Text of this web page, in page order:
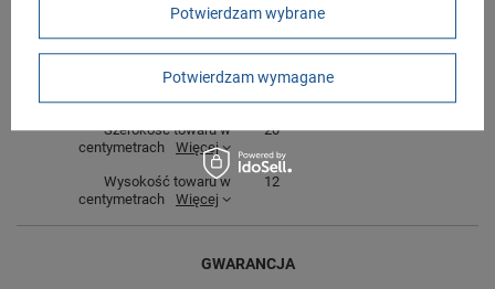
Płeć męskie
Kolor czarny
Długość towaru w
30
Szerokość towaru w
centymetrach
Więcej
20
Wysokość towaru w
centymetrach
Więcej
12
GWARANCJA
Potwierdzam wybrane
Potwierdzam wymagane